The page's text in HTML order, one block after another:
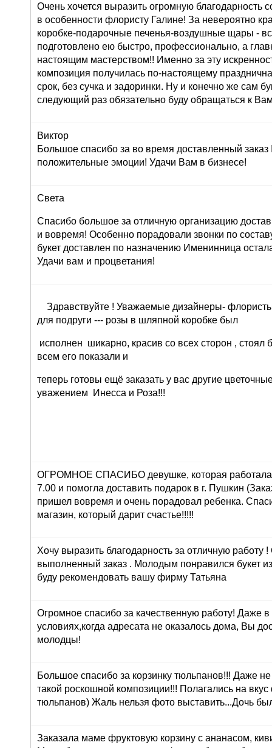
Очень хочется выразить огромную благодарность
в особенности флористу Галине! За невероятно
коробке-подарочные печенья-воздушные щары -
подготовлено ею быстро, профессионально, а
настоящим мастерством!! Именно за эту
композиция получилась по-настоящему
срок, без сучка и задоринки. Ну и конечно же сам
следующий раз обязательно буду обращаться к
Виктор
Большое спасибо за во время доставленный
положительные эмоции! Удачи Вам в бизнесе!
Света
Спасибо большое за отличную организацию
и вовремя! Особенно порадовали звонки по
букет доставлен по назначению Именинница
Удачи вам и процветания!
Здравствуйте ! Уважаемые дизайнеры-
для подруги --- розы в шляпной коробке был
исполнен шикарно, красив со всех сторон ,
всем его показали и
теперь готовы ещё заказать у вас другие
уважением Инесса и Роза!!!
ОГРОМНОЕ СПАСИБО девушке, которая работала
7.00 и помогла доставить подарок в г. Пушкин
пришел вовремя и очень порадовал ребенка.
магазин, который дарит счастье!!!!!
Хочу выразить благодарность за отличную работу
выполненный заказ . Молодым понравился букет
буду рекомендовать вашу фирму Татьяна
Огромное спасибо за качественную работу! Даже в
условиях,когда адресата не оказалось дома, Вы
молодцы!
Большое спасибо за корзинку тюльпанов!!! Даже
такой роскошной композиции!!! Полагались на
тюльпанов) Жаль нельзя фото выставить...Дочь
Заказала маме фруктовую корзину с ананасом,